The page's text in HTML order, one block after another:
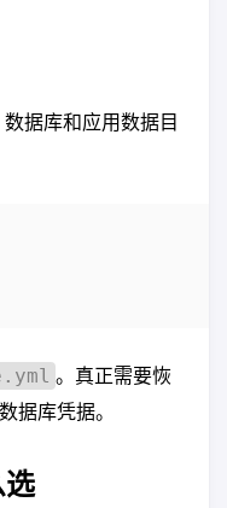
数据库和应用数据目
。真正需要恢
据库凭据。